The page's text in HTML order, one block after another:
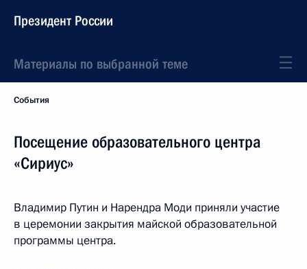
Президент России
Материалы по выбранной теме
События
Посещение образовательного центра
«Сириус»
Владимир Путин и Нарендра Моди приняли участие
в церемонии закрытия майской образовательной
программы центра.